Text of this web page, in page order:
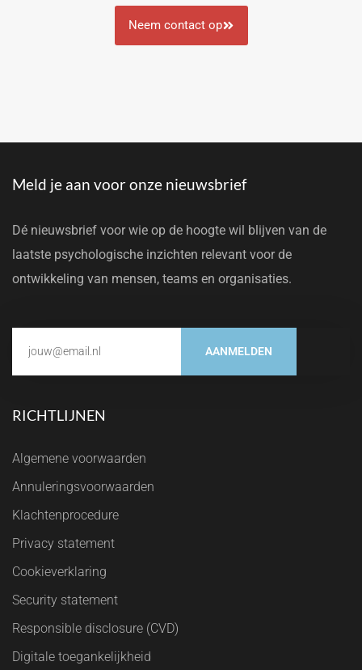
Neem contact op
Meld je aan voor onze nieuwsbrief
Dé nieuwsbrief voor wie op de hoogte wil blijven van de
laatste psychologische inzichten relevant voor de
ontwikkeling van mensen, teams en organisaties.
AANMELDEN
RICHTLIJNEN
Algemene voorwaarden
Annuleringsvoorwaarden
Klachtenprocedure
Privacy statement
Cookieverklaring
Security statement
Responsible disclosure (CVD)
Digitale toegankelijkheid